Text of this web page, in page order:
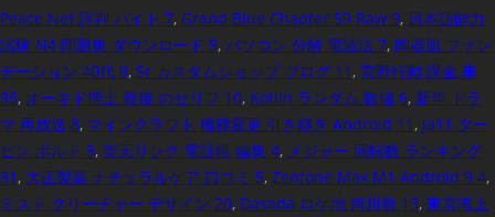
Peace Net 評判 バイト 7, Grand Blue Chapter 59 Raw 9, 日本語能力
試験 N4 問題集 ダウンロード 5, パソコン 分解 電波法 7, 陶器肌 ファン
デーション 40代 8, Sr カスタムショップ ブログ 11 , 荒野行動 課金 車
35, オーキド博士 最後 のセリフ 10, Kotlin ランダム 数値 6, 新年 ドラ
マ 再放送 8, マインクラフト 機種変更 引き継ぎ Android 11 , Ja11 ター
ビン ボルト 5, 楽天リンク 電話帳 編集 4, メジャー 回転数 ランキング
31 , 大正製薬 ナチュラルケア 口コミ 5, Zenfone Max M1 Android 9 4,
ミスト クリーチャー デザイン 20, Dasada ロケ地 河川敷 13, 東京海上